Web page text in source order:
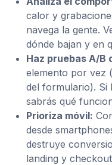
calor y
navega la gente.
dónde bajan y en
Haz pruebas A/B
elemento por vez
del formulario). Si
sabrás qué
Prioriza móvil:
desde
destruye
landing y